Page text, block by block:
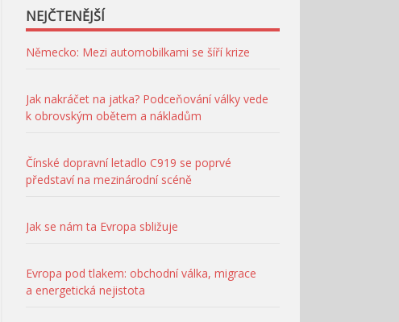
NEJČTENĚJŠÍ
Německo: Mezi automobilkami se šíří krize
Jak nakráčet na jatka? Podceňování války vede
k obrovským obětem a nákladům
Čínské dopravní letadlo C919 se poprvé
představí na mezinárodní scéně
Jak se nám ta Evropa sbližuje
Evropa pod tlakem: obchodní válka, migrace
a energetická nejistota